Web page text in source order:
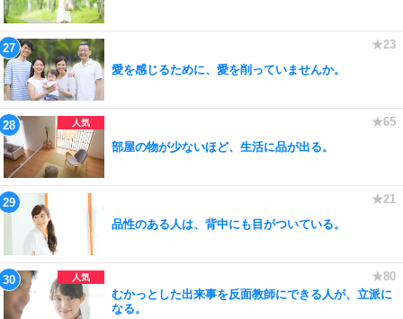
愛を感じるために、愛を削っていませんか。
部屋の物が少ないほど、生活に品が出る。
品性のある人は、背中にも目がついている。
むかっとした出来事を反面教師にできる人が、立派に
なる。